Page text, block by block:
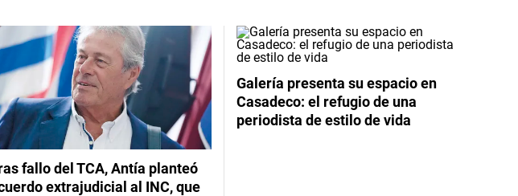
fallo del TCA, Antía planteó
extrajudicial al INC, que
Galería presenta su espacio en
Casadeco: el refugio de una
periodista de estilo de vida